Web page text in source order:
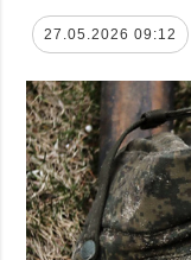
27.05.2026 09:12